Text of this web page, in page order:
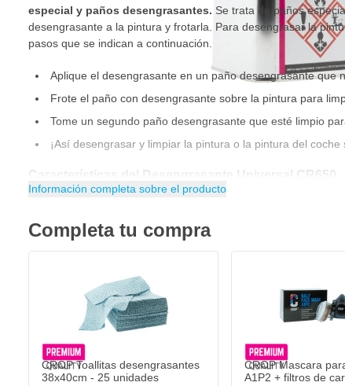
especial y paños desengrasantes. Se trata de paños
desengrasante a la pintura y frotarla. Para desengrasar la
pasos que se indican a continuación.
Aplique el desengrasante en un paño desengrasante que
Frote el paño con desengrasante sobre la pintura para
Tome un segundo paño desengrasante que esté limpio
¡Así desengrasar y limpiar la pintura o la pintura del
Características del Desengrasante Universal CR650
Potente desengrasante
No es agresivo para superficies de pintura sensibles
También elimina siliconas
Envasado en bidón de 5 litros
Información completa sobre el producto
Completa tu compra
CROP Toallitas desengrasantes
38x40cm - 25 unidades
CROP Mascara
A1P2 + filtros de